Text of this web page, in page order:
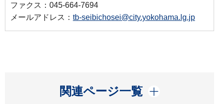
ファクス：045-664-7694
メールアドレス： tb-seibichosei@city.yokohama.lg.jp
関連ページ一覧
開く